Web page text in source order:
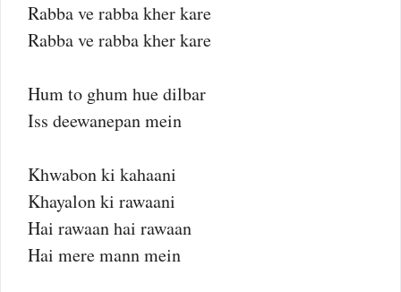
Rabba ve rabba kher kare
Rabba ve rabba kher kare
Hum to ghum hue dilbar
Iss deewanepan mein
Khwabon ki kahaani
Khayalon ki rawaani
Hai rawaan hai rawaan
Hai mere mann mein